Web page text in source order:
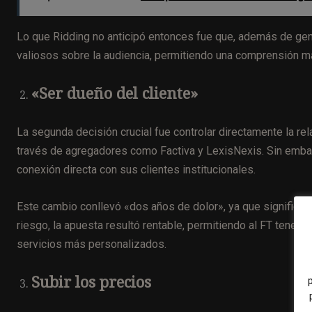
Lo que Ridding no anticipó entonces fue que, además de
valiosos sobre la audiencia, permitiendo una comprensión
«Ser dueño del cliente»
La segunda decisión crucial fue controlar directamente la
través de agregadores como Factiva y LexisNexis. Sin
conexión directa con sus clientes institucionales.
Este cambio conllevó «dos años de dolor», ya que significó
riesgo, la apuesta resultó rentable, permitiendo al FT tener
servicios más personalizados.
Subir los precios